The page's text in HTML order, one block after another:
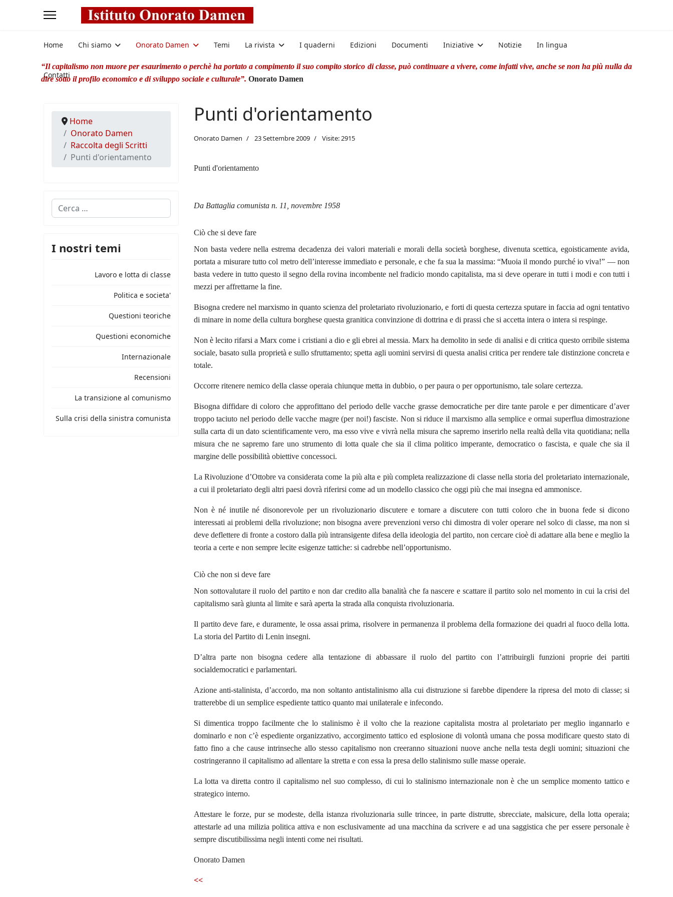
Home Chi siamo Onorato Damen Temi La rivista I quaderni Edizioni Documenti Iniziative Notizie In lingua
Contatti
“Il capitalismo non muore per esaurimento o perchè ha portato a compimento il suo compito storico di classe, può continuare a vivere, come infatti vive, anche se non ha più nulla da
dire sotto il profilo economico e di sviluppo sociale e culturale”. Onorato Damen
Home
Onorato Damen
Raccolta degli Scritti
Punti d'orientamento
Cerca
I nostri temi
Lavoro e lotta di classe
Politica e societa'
Questioni teoriche
Questioni economiche
Internazionale
Recensioni
La transizione al comunismo
Sulla crisi della sinistra comunista
Punti d'orientamento
Onorato Damen 23 Settembre 2009 Visite: 2915
Punti d'orientamento
Da Battaglia comunista n. 11, novembre 1958
Ciò che si deve fare
Non basta vedere nella estrema decadenza dei valori materiali e morali della società borghese, divenuta scettica, egoisticamente avida,
portata a misurare tutto col metro dell’interesse immediato e personale, e che fa sua la massima: “Muoia il mondo purché io viva!” — non
basta vedere in tutto questo il segno della rovina incombente nel fradicio mondo capitalista, ma si deve operare in tutti i modi e con tutti i
mezzi per affrettarne la fine.
Bisogna credere nel marxismo in quanto scienza del proletariato rivoluzionario, e forti di questa certezza sputare in faccia ad ogni tentativo
di minare in nome della cultura borghese questa granitica convinzione di dottrina e di prassi che si accetta intera o intera si respinge.
Non è lecito rifarsi a Marx come i cristiani a dio e gli ebrei al messia. Marx ha demolito in sede di analisi e di critica questo orribile sistema
sociale, basato sulla proprietà e sullo sfruttamento; spetta agli uomini servirsi di questa analisi critica per rendere tale distinzione concreta e
totale.
Occorre ritenere nemico della classe operaia chiunque metta in dubbio, o per paura o per opportunismo, tale solare certezza.
Bisogna diffidare di coloro che approfittano del periodo delle vacche grasse democratiche per dire tante parole e per dimenticare d’aver
troppo taciuto nel periodo delle vacche magre (per noi!) fasciste. Non si riduce il marxismo alla semplice e ormai superflua dimostrazione
sulla carta di un dato scientificamente vero, ma esso vive e vivrà nella misura che sapremo inserirlo nella realtà della vita quotidiana; nella
misura che ne sapremo fare uno strumento di lotta quale che sia il clima politico imperante, democratico o fascista, e quale che sia il
margine delle possibilità obiettive concessoci.
La Rivoluzione d’Ottobre va considerata come la più alta e più completa realizzazione di classe nella storia del proletariato internazionale,
a cui il proletariato degli altri paesi dovrà riferirsi come ad un modello classico che oggi più che mai insegna ed ammonisce.
Non è né inutile né disonorevole per un rivoluzionario discutere e tornare a discutere con tutti coloro che in buona fede si dicono
interessati ai problemi della rivoluzione; non bisogna avere prevenzioni verso chi dimostra di voler operare nel solco di classe, ma non si
deve deflettere di fronte a costoro dalla più intransigente difesa della ideologia del partito, non cercare cioè di adattare alla bene e meglio la
teoria a certe e non sempre lecite esigenze tattiche: si cadrebbe nell’opportunismo.
Ciò che non si deve fare
Non sottovalutare il ruolo del partito e non dar credito alla banalità che fa nascere e scattare il partito solo nel momento in cui la crisi del
capitalismo sarà giunta al limite e sarà aperta la strada alla conquista rivoluzionaria.
Il partito deve fare, e duramente, le ossa assai prima, risolvere in permanenza il problema della formazione dei quadri al fuoco della lotta.
La storia del Partito di Lenin insegni.
D’altra parte non bisogna cedere alla tentazione di abbassare il ruolo del partito con l’attribuirgli funzioni proprie dei partiti
socialdemocratici e parlamentari.
Azione anti-stalinista, d’accordo, ma non soltanto antistalinismo alla cui distruzione si farebbe dipendere la ripresa del moto di classe; si
tratterebbe di un semplice espediente tattico quanto mai unilaterale e infecondo.
Si dimentica troppo facilmente che lo stalinismo è il volto che la reazione capitalista mostra al proletariato per meglio ingannarlo e
dominarlo e non c’è espediente organizzativo, accorgimento tattico ed esplosione di volontà umana che possa modificare questo stato di
fatto fino a che cause intrinseche allo stesso capitalismo non creeranno situazioni nuove anche nella testa degli uomini; situazioni che
costringeranno il capitalismo ad allentare la stretta e con essa la presa dello stalinismo sulle masse operaie.
La lotta va diretta contro il capitalismo nel suo complesso, di cui lo stalinismo internazionale non è che un semplice momento tattico e
strategico interno.
Attestare le forze, pur se modeste, della istanza rivoluzionaria sulle trincee, in parte distrutte, sbrecciate, malsicure, della lotta operaia;
attestarle ad una milizia politica attiva e non esclusivamente ad una macchina da scrivere e ad una saggistica che per essere personale è
sempre discutibilissima negli intenti come nei risultati.
Onorato Damen
<<